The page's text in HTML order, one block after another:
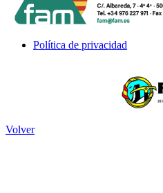
Política de privacidad
Volver